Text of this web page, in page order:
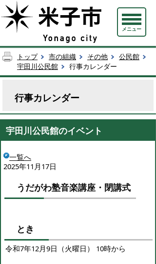
メニュー
トップ 市の組織 その他
公民館
宇田川公民館
行事カレンダー
行事カレンダー
宇田川公民館のイベント
一覧へ
2025年11月17日
うだがわ塾音楽講座・閉講式
とき
令和7年12月9日（火曜日） 10時から